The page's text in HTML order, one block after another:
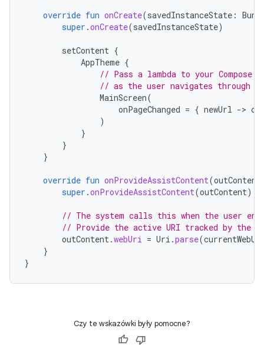
override fun onCreate(savedInstanceState :
super .onCreate(savedInstanceState)
setContent {
AppTheme {
// Pass a lambda to your
// as the user navigates through
MainScreen(
onPageChanged = { newUrl ->
)
}
}
}
override fun onProvideAssistContent(outContent
super .onProvideAssistContent(outContent)
// The system calls this when the user
// Provide the active URI tracked by the
outContent .webUri = Uri .parse(
}
}
Czy te wskazówki były pomocne?